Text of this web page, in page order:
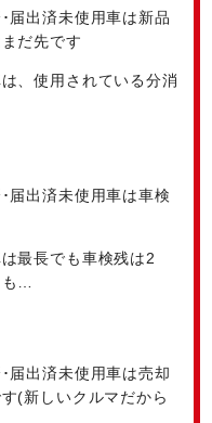
届出済未使用車は新品
だ先です
、使用されている分消
届出済未使用車は車検
最長でも車検残は2
…
届出済未使用車は売却
(新しいクルマだから